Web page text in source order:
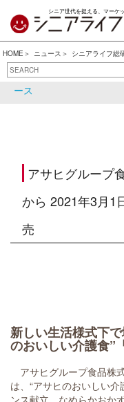
シニア世代を捉える、マーケ
HOME ニュース
シニアライフ総
シニアライフ総研®特選
ース
アサヒグループ
から 2021年3月1
売
新しい生活様式下
のおいしい介護食”
アサヒグループ食品株
は、“アサヒのおいしい
ンス献立 なめらかおか